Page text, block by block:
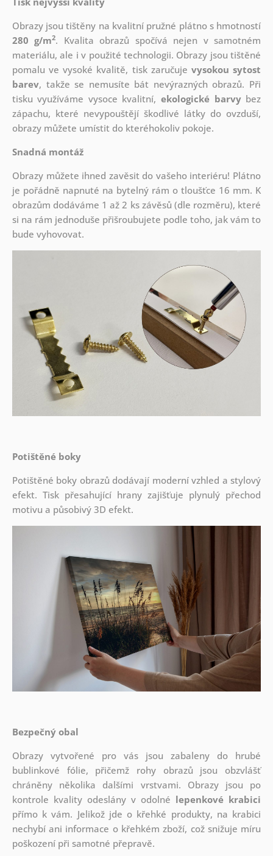
Obrazy jsou tištěny na kvalitní pružné plátno s hmotností
280 g/m2. Kvalita obrazů spočívá nejen v samotném
materiálu, ale i v použité technologii. Obrazy jsou tištěné
pomalu ve vysoké kvalitě, tisk zaručuje vysokou sytost
barev, takže se nemusíte bát nevýrazných obrazů. Při
tisku využíváme vysoce kvalitní,ekologické barvybez
zápachu, které nevypouštějí škodlivé látky do ovzduší,
obrazy můžete umístit do kteréhokoliv pokoje.
Snadná montáž
Obrazy můžete ihned zavěsit do vašeho interiéru! Plátno
je pořádně napnuté na bytelný rám o tloušťce 16 mm. K
obrazům dodáváme 1 až 2 ks závěsů (dle rozměru), které
si na rám jednoduše přišroubujete podle toho, jak vám to
bude vyhovovat.
Potištěné boky
Potištěné boky obrazů dodávají moderní vzhled a stylový
efekt. Tisk přesahující hrany zajišťuje plynulý přechod
motivu a působivý 3D efekt.
Bezpečný obal
Obrazy vytvořené pro vás jsou zabaleny do hrubé
bublinkové fólie, přičemž rohy obrazů jsou obzvlášť
chráněny několika dalšími vrstvami. Obrazy jsou po
kontrole kvality odeslány v odolné lepenkové krabici
přímo k vám. Jelikož jde o křehké produkty, na krabici
nechybí ani informace o křehkém zboží, což snižuje míru
poškození při samotné přepravě.